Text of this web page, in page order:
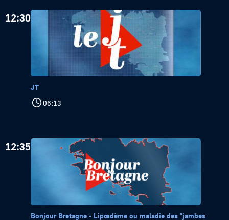
12:30
JT
06:13
12:35
Bonjour Bretagne - Lipœdème ou maladie des "jambes